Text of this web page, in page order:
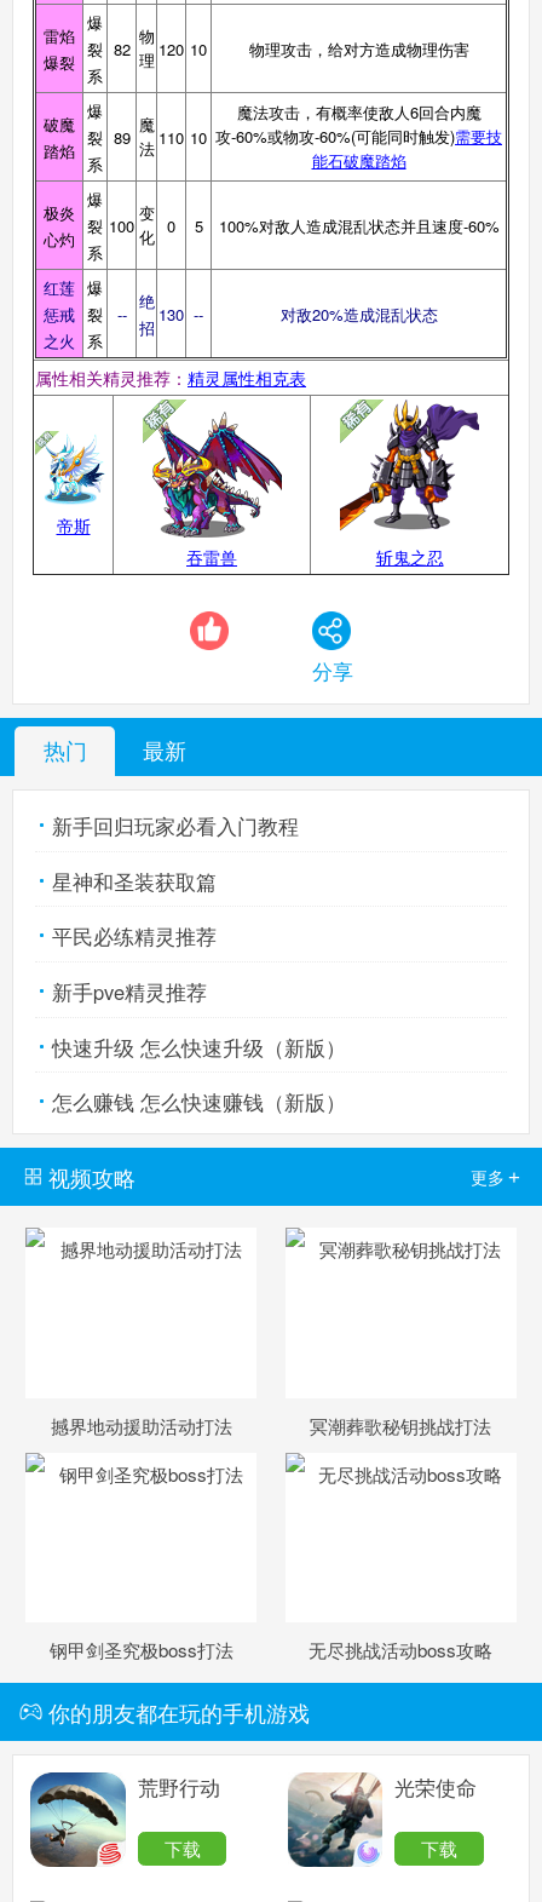
雷焰
爆裂
爆
裂
系
82
物
理 120 10 物理攻击，给对方造成物理伤害
破魔
踏焰
爆
裂
系
89
魔
法 110 10
魔法攻击，有概率使敌人6回合内魔
攻-60%或物攻-60%(可能同时触发)需要技
能石破魔踏焰
极炎
心灼
爆
裂
系
100
变
化 0 5 100%对敌人造成混乱状态并且速度-60%
红莲
惩戒
之火
爆
裂
系
--
绝
招
130 -- 对敌20%造成混乱状态
属性相关精灵推荐： 精灵属性相克表
帝斯
吞雷兽
斩鬼之忍
分享
热门 最新
新手回归玩家必看入门教程
星神和圣装获取篇
平民必练精灵推荐
新手pve精灵推荐
快速升级 怎么快速升级（新版）
怎么赚钱 怎么快速赚钱（新版）
视频攻略 更多 +
撼界地动援助活动打法 冥潮葬歌秘钥挑战打法
钢甲剑圣究极boss打法 无尽挑战活动boss攻略
你的朋友都在玩的手机游戏
荒野行动
下载
光荣使命
下载